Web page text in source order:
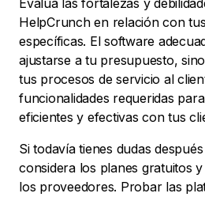
Evalúa las fortalezas y
HelpCrunch en relación con
específicas. El software
ajustarse a tu presupuesto,
tus procesos de servicio al
funcionalidades requeridas
eficientes y efectivas con tus
Si todavía tienes dudas
considera los planes gratuitos
los proveedores. Probar las